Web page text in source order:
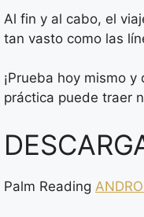
Al fin y al cabo, el
tan vasto como las
¡Prueba hoy mismo
práctica puede traer
Palm Reading